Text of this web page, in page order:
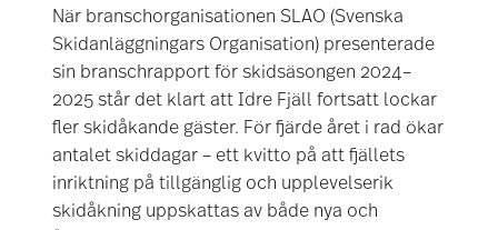
När branschorganisationen SLAO (Svenska
Skidanläggningars Organisation) presenterade
sin branschrapport för skidsäsongen 2024–
2025 står det klart att Idre Fjäll fortsatt lockar
fler skidåkande gäster. För fjärde året i rad ökar
antalet skiddagar – ett kvitto på att fjällets
inriktning på tillgänglig och upplevelserik
skidåkning uppskattas av både nya och